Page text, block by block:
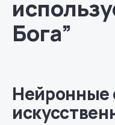
Бога”
Нейронные